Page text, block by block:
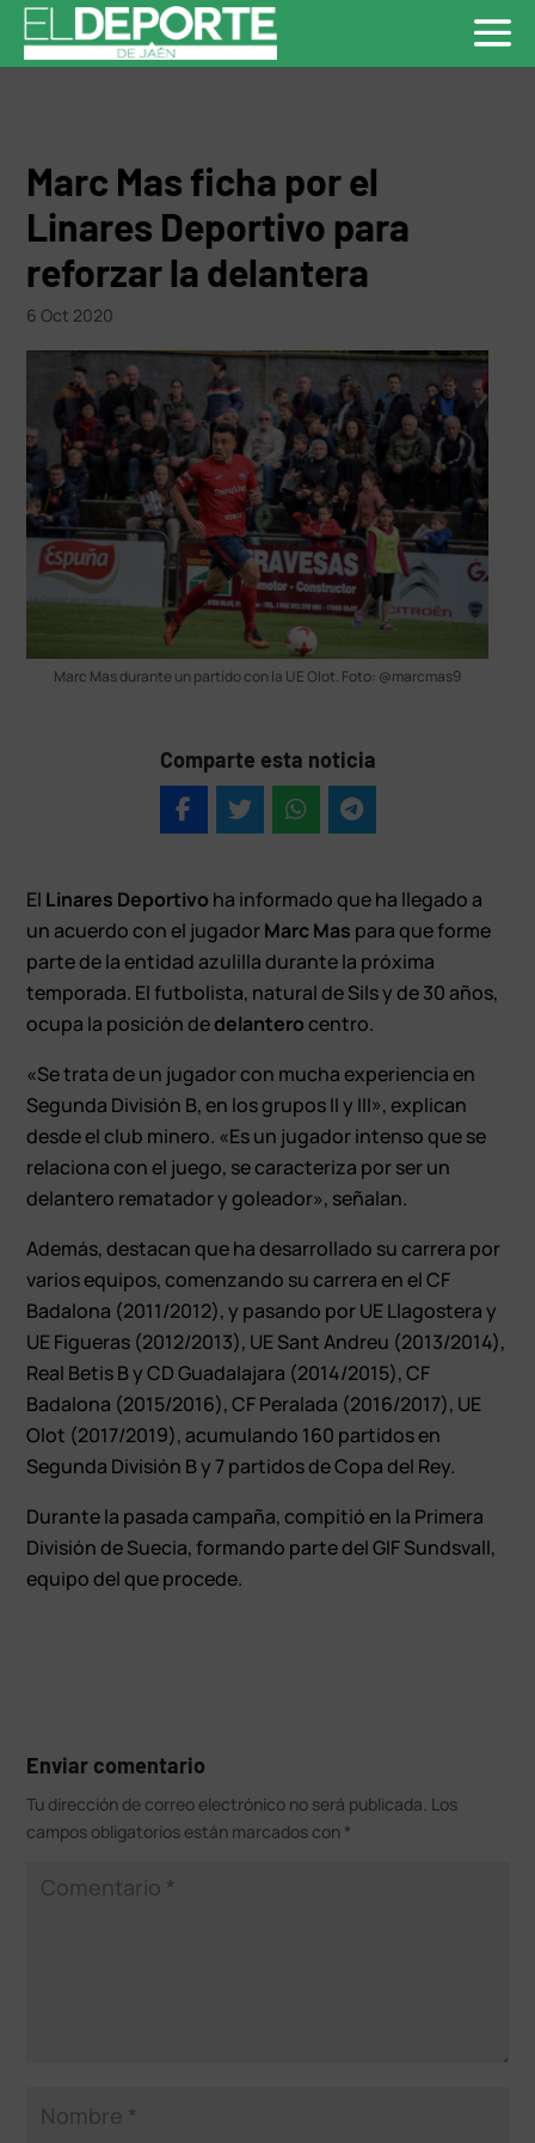
Marc Mas ficha por el
Linares Deportivo para
reforzar la delantera
6 Oct 2020
Marc Mas durante un partido con la UE Olot. Foto: @marcmas9
Comparte esta noticia
El Linares Deportivo ha informado que ha llegado a
un acuerdo con el jugadorMarc Mas para que forme
parte de la entidad azulilla durante la próxima
temporada. El futbolista, natural de Sils y de 30 años,
ocupa la posición dedelanterocentro.
«Se trata de un jugador con mucha experiencia en
Segunda División B, en los grupos II y III», explican
desde el club minero. «Es un jugador intenso que se
relaciona con el juego, se caracteriza por ser un
delantero rematador y goleador», señalan.
Además, destacan que ha desarrollado su carrera por
varios equipos, comenzando su carrera en el CF
Badalona (2011/2012), y pasando por UE Llagostera y
UE Figueras (2012/2013), UE Sant Andreu (2013/2014),
Real Betis B y CD Guadalajara (2014/2015), CF
Badalona (2015/2016), CF Peralada (2016/2017), UE
Olot (2017/2019), acumulando 160 partidos en
Segunda División B y 7 partidos de Copa del Rey.
Durante la pasada campaña, compitió en la Primera
División de Suecia, formando parte del GIF Sundsvall,
equipo del que procede.
Enviar comentario
Tu dirección de correo electrónico no será publicada. Los
campos obligatorios están marcados con *